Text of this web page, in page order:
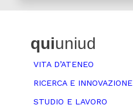
quiuniud
VITA D’ATENEO
RICERCA E INNOVAZIONE
STUDIO E LAVORO